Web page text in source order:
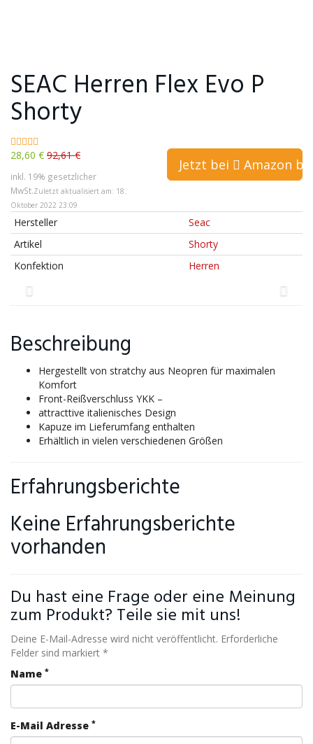
SEAC Herren Flex Evo P
Shorty
28,60 € 92,61 €
inkl. 19% gesetzlicher
MwSt.Zuletzt aktualisiert am: 18.
Oktober 2022 23:09
Jetzt bei Amazon
Hersteller
Seac
Artikel
Shorty
Konfektion
Herren
Beschreibung
Hergestellt von stratchy aus Neopren für maximalen
Komfort
Front-Reißverschluss YKK –
attracttive italienisches Design
Kapuze im Lieferumfang enthalten
Erhältlich in vielen verschiedenen Größen
Erfahrungsberichte
Keine Erfahrungsberichte
vorhanden
Du hast eine Frage oder eine Meinung
zum Produkt? Teile sie mit uns!
Deine E-Mail-Adresse wird nicht veröffentlicht. Erforderliche
Felder sind markiert *
Name *
E-Mail Adresse *